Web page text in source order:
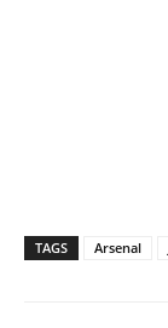
TAGS Arsenal